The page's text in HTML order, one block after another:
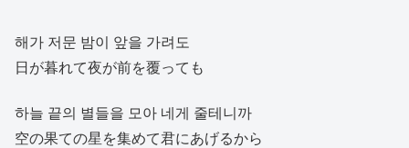
해가 저문 밤이 앞을 가려도
日が暮れて夜が前を覆っても
하늘 끝의 별들을 모아 네게 줄테니까
空の果ての星を集めて君にあげるから